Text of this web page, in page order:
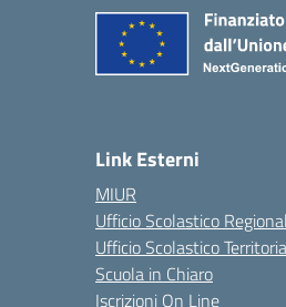
Link Esterni
MIUR
Ufficio Scolastico
Ufficio Scolastico
Scuola in Chiaro
Iscrizioni On Line